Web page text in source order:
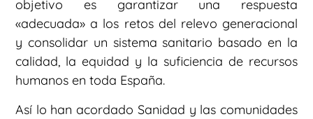
objetivo es garantizar una respuesta
«adecuada» a los retos del relevo generacional
y consolidar un sistema sanitario basado en la
calidad, la equidad y la suficiencia de recursos
humanos en toda España.
Así lo han acordado Sanidad y las comunidades